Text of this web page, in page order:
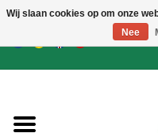
EUR/GBP/
NIEUW
Wij slaan cookies op om onze
Nee